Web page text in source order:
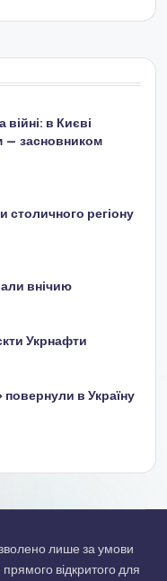
в Києві
— засновником
столичного регіону
внічию
Укрнафти
в Україну
лише за умови
відкритого для